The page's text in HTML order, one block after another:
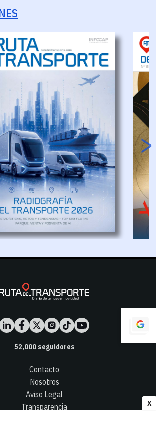
X
52,000seguidores
Contacto
Nosotros
Aviso Legal
Transparencia